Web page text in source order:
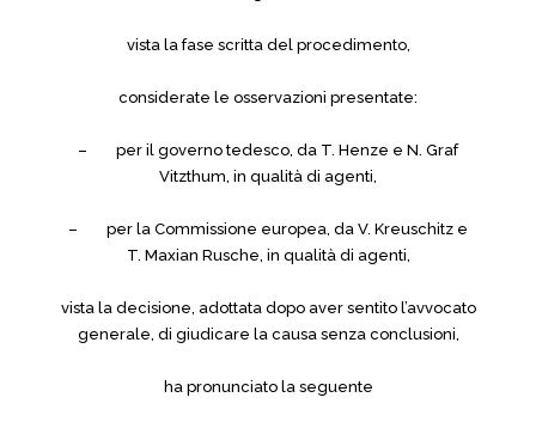
vista la fase scritta del procedimento,
considerate le osservazioni presentate:
– per il governo tedesco, da T. Henze e N. Graf
Vitzthum, in qualità di agenti,
– per la Commissione europea, da V. Kreuschitz e
T. Maxian Rusche, in qualità di agenti,
vista la decisione, adottata dopo aver sentito l’avvocato
generale, di giudicare la causa senza conclusioni,
ha pronunciato la seguente